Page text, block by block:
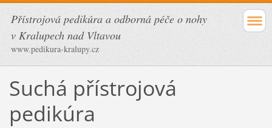
Přístrojová pedikúra a odborná péče o nohy
v Kralupech nad Vltavou
www.pedikura-kralupy.cz
Suchá přístrojová
pedikúra